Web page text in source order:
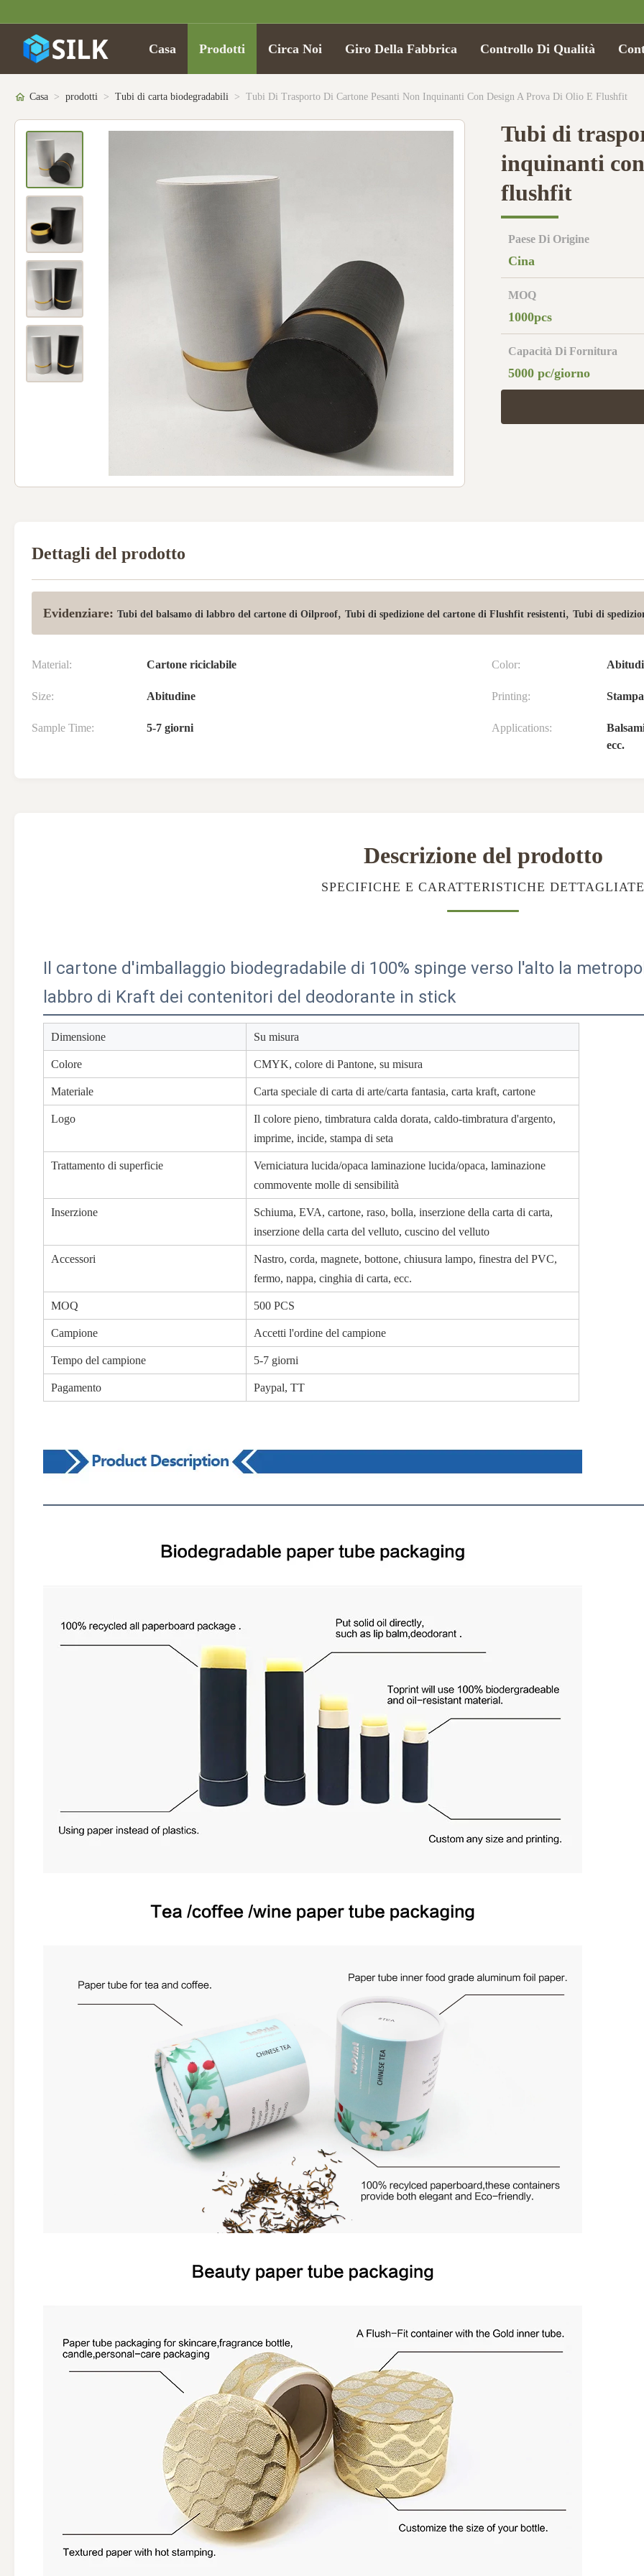
Casa Prodotti Circa Noi Giro Della Fabbrica Controllo Di Qualità
Casa > prodotti > Tubi di carta biodegradabili > Tubi Di Trasporto Di Cartone Pesanti Non Inquinanti Con Design A Prova Di Olio E Flushfit
Tubi di
inquinanti
flushfit
Paese Di Origine
Cina
MOQ
1000pcs
Capacità Di Fornitura
5000 pc/giorno
Dettagli del prodotto
Evidenziare: Tubi del balsamo di labbro del cartone di Oilproof, Tubi di spedizione del cartone di Flushfit resistenti, Tubi di
Material: Cartone riciclabile Color:
Size: Abitudine Printing:
Sample Time: 5-7 giorni Applications:
ecc.
Descrizione del prodotto
SPECIFICHE E CARATTERISTICHE DETTAGLIATE
Il cartone d'imballaggio biodegradabile di 100% spinge verso l'alto la
labbro di Kraft dei contenitori del deodorante in stick
Dimensione Su misura
Colore CMYK, colore di Pantone, su misura
Materiale Carta speciale di carta di arte/carta fantasia, carta kraft, cartone
Logo
Il colore pieno, timbratura calda dorata, caldo-timbratura d'argento,
imprime, incide, stampa di seta
Trattamento di superficie
Verniciatura lucida/opaca laminazione lucida/opaca, laminazione
commovente molle di sensibilità
Inserzione
Schiuma, EVA, cartone, raso, bolla, inserzione della carta di carta,
inserzione della carta del velluto, cuscino del velluto
Accessori
Nastro, corda, magnete, bottone, chiusura lampo, finestra del PVC,
fermo, nappa, cinghia di carta, ecc.
MOQ 500 PCS
Campione Accetti l'ordine del campione
Tempo del campione 5-7 giorni
Pagamento Paypal, TT